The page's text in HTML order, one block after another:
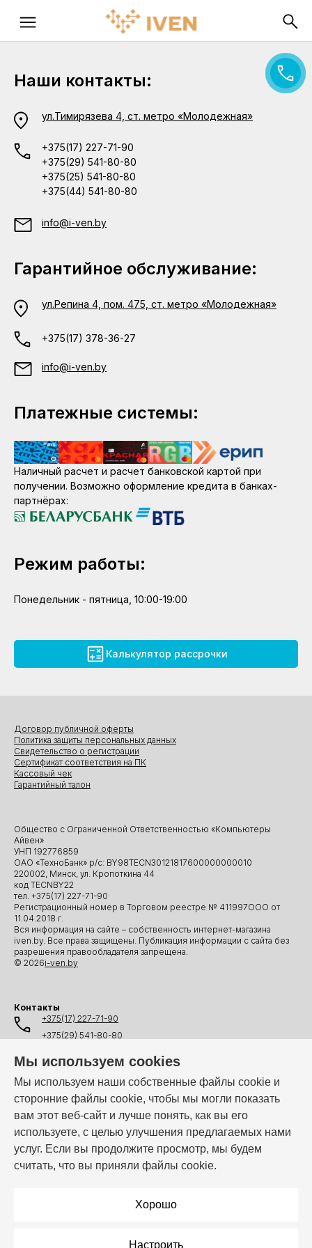
Мы используем cookies
Мы используем наши собственные файлы cookie и
сторонние файлы cookie, чтобы мы могли показать
вам этот веб-сайт и лучше понять, как вы его
используете, с целью улучшения предлагаемых нами
услуг. Если вы продолжите просмотр, мы будем
считать, что вы приняли файлы cookie.
Хорошо
Настроить
Наши контакты:
ул.Тимирязева 4, ст. метро «Молодежная»
+375(17) 227-71-90
+375(29) 541-80-80
+375(25) 541-80-80
+375(44) 541-80-80
info@i-ven.by
Гарантийное обслуживание:
ул.Репина 4, пом. 475, ст. метро «Молодежная»
+375(17) 378-36-27
info@i-ven.by
Платежные системы:
Наличный расчет и расчет банковской картой при
получении. Возможно оформление кредита в банках-
партнёрах:
Режим работы:
Понедельник - пятница, 10:00-19:00
Калькулятор рассрочки
Общество с Ограниченной Ответственностью «Компьютеры
Айвен»
УНП 192776859
ОАО «ТехноБанк» р/с: BY98TECN30121817600000000010
220002, Минск, ул. Кропоткина 44
код TECNBY22
тел. +375(17) 227-71-90
Регистрационный номер в Торговом реестре № 411997ООО от
11.04.2018 г.
Вся информация на сайте – собственность интернет-магазина
iven.by. Все права защищены. Публикация информации с сайта без
разрешения правообладателя запрещена.
© 2026i-ven.by
Договор публичной оферты
Политика защиты персональных данных
Свидетельство о регистрации
Сертификат соответствия на ПК
Кассовый чек
Гарантийный талон
Контакты
+375(17) 227-71-90
+375(29) 541-80-80
+375(44) 541-80-80
info@i-ven.by
Мы в мессенджерах:
Режим работы: Пн–Пт: 10:00 – 19:00